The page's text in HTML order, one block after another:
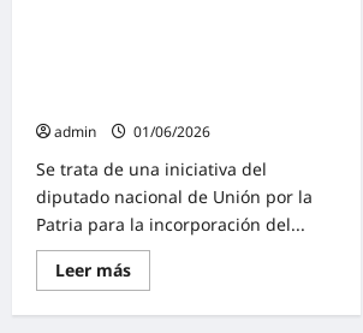
admin
01/06/2026
Se trata de una iniciativa del
diputado nacional de Unión por la
Patria para la incorporación del...
Leer másLee
más
Carlos